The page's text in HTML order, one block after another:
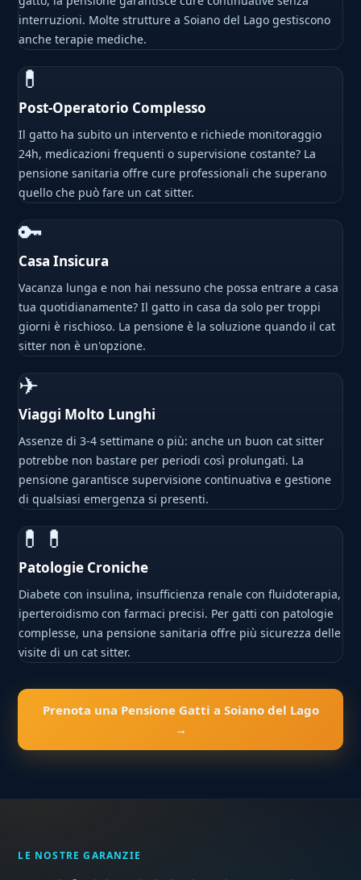
interruzioni. Molte strutture a Soiano del Lago gestiscono
anche terapie mediche.
💊
Post-Operatorio Complesso
Il gatto ha subito un intervento e richiede monitoraggio
24h, medicazioni frequenti o supervisione costante? La
pensione sanitaria offre cure professionali che superano
quello che può fare un cat sitter.
🔑
Casa Insicura
Vacanza lunga e non hai nessuno che possa entrare a casa
tua quotidianamente? Il gatto in casa da solo per troppi
giorni è rischioso. La pensione è la soluzione quando il cat
sitter non è un'opzione.
✈
Viaggi Molto Lunghi
Assenze di 3-4 settimane o più: anche un buon cat sitter
potrebbe non bastare per periodi così prolungati. La
pensione garantisce supervisione continuativa e gestione
di qualsiasi emergenza si presenti.
💊💊
Patologie Croniche
Diabete con insulina, insufficienza renale con fluidoterapia,
iperteroidismo con farmaci precisi. Per gatti con patologie
complesse, una pensione sanitaria offre più sicurezza delle
visite di un cat sitter.
Prenota una Pensione Gatti a Soiano del Lago
→
LE NOSTRE GARANZIE